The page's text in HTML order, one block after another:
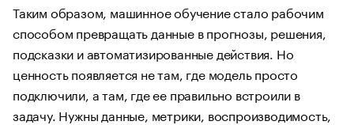
Таким образом, машинное обучение стало рабочим
способом превращать данные в прогнозы, решения,
подсказки и автоматизированные действия. Но
ценность появляется не там, где модель просто
подключили, а там, где ее правильно встроили в
задачу. Нужны данные, метрики, воспроизводимость,